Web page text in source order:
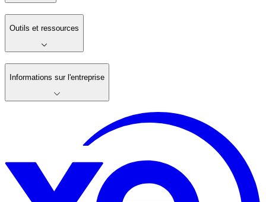
Outils et ressources
Informations sur l'entreprise